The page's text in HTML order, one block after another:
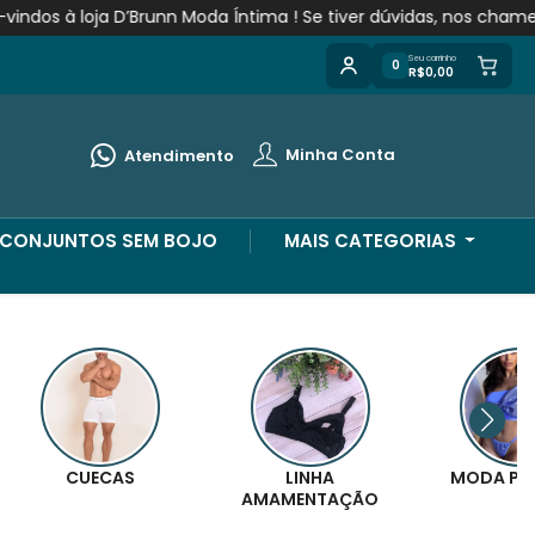
Moda Íntima ! Se tiver dúvidas, nos chame no WhatsApp!
0 Seu carrinho
R$0,00
Atendimento Minha Conta
SEM BOJO MAIS CATEGORIAS
CUECAS
LINHA
AMAMENTAÇÃO
MODA
Compra verificada Pedido de R$ 526,00